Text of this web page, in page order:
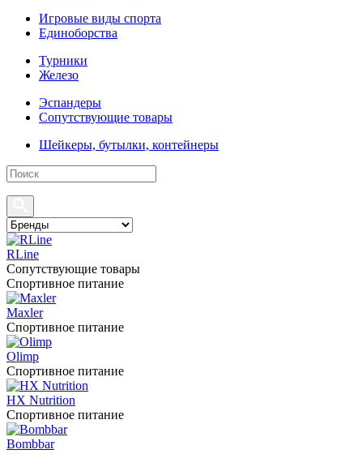
Игровые виды спорта
Единоборства
Турники
Железо
Эспандеры
Сопутствующие товары
Шейкеры, бутылки, контейнеры
RLine
Сопутствующие товары
Спортивное питание
Maxler
Спортивное питание
Olimp
Спортивное питание
HX Nutrition
Спортивное питание
Bombbar